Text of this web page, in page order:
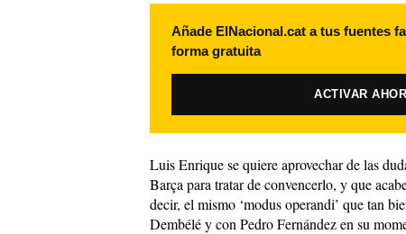
Añade ElNacional.cat a tus fuentes
forma gratuita
ACTIVAR
Luis Enrique se quiere aprovechar de las
Barça para tratar de convencerlo, y que
decir, el mismo ‘modus operandi’ que tan
Dembélé y con Pedro Fernández en su